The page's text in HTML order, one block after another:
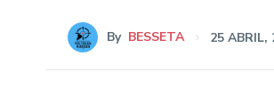
By BESSETA 25 ABRIL,